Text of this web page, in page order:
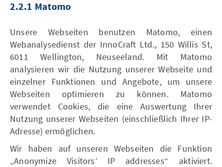
2.2.1 Matomo
Unsere Webseiten benutzen Matomo, einen
Webanalysedienst der InnoCraft Ltd., 150 Willis St,
6011 Wellington, Neuseeland. Mit Matomo
analysieren wir die Nutzung unserer Webseite und
einzelner Funktionen und Angebote, um unsere
Webseiten optimieren zu können. Matomo
verwendet Cookies, die eine Auswertung Ihrer
Nutzung unserer Webseiten (einschließlich Ihrer IP-
Adresse) ermöglichen.
Wir haben auf unseren Webseiten die Funktion
„Anonymize Visitors’ IP addresses“ aktiviert.